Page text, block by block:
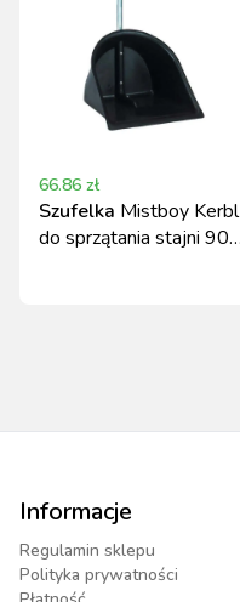
66.86 zł
Szufelka Mistboy Kerbl
do sprzątania stajni 90
Informacje
Regulamin sklepu
Polityka prywatności